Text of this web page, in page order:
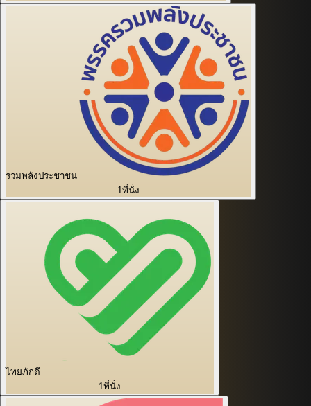
รวมพลังประชาชน
1ที่นั่ง
ไทยภักดี
1ที่นั่ง